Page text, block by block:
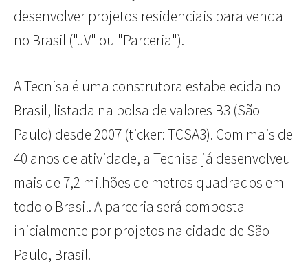
desenvolver projetos residenciais para venda
no Brasil ("JV" ou "Parceria").
A Tecnisa é uma construtora estabelecida no
Brasil, listada na bolsa de valores B3 (São
Paulo) desde 2007 (ticker: TCSA3). Com mais de
40 anos de atividade, a Tecnisa já desenvolveu
mais de 7,2 milhões de metros quadrados em
todo o Brasil. A parceria será composta
inicialmente por projetos na cidade de São
Paulo, Brasil.